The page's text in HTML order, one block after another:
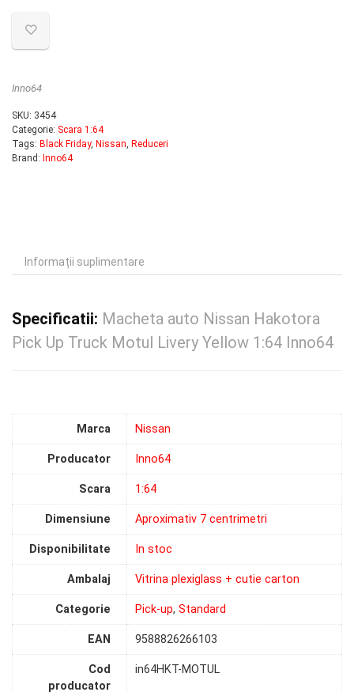
Inno64
SKU: 3454
Categorie: Scara 1:64
Tags: Black Friday, Nissan, Reduceri
Brand: Inno64
Informații suplimentare
Specificatii: Macheta auto Nissan Hakotora
Pick Up Truck Motul Livery Yellow 1:64 Inno64
Marca Nissan
Producator Inno64
Scara 1:64
Dimensiune Aproximativ 7 centrimetri
Disponibilitate In stoc
Ambalaj Vitrina plexiglass + cutie carton
Categorie Pick-up, Standard
EAN 9588826266103
Cod
producator
in64HKT-MOTUL